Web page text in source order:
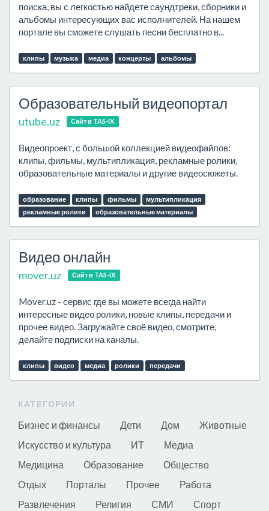
поиска, вы с легкостью найдете саундтреки, сборники и
альбомы интересующих вас исполнителей. На нашем
портале вы сможете слушать песни бесплатно в...
клипы музыка медиа концерты альбомы
Образовательный видеопортал
utube.uz Сайт в TAS-IX
Видеопроект, с большой коллекцией видеофайлов:
клипы, фильмы, мультипликация, рекламные ролики,
образовательные материалы и другие видеосюжеты.
образование клипы фильмы
мультипликация
рекламные ролики
образовательные материалы
Видео онлайн
mover.uz Сайт в TAS-IX
Mover.uz - сервис где вы можете всегда найти
интересные видео ролики, новые клипы, передачи и
прочее видео. Загружайте своё видео, смотрите,
делайте подписки на каналы.
клипы видео медиа ролики передачи
КАТЕГОРИИ
Бизнес и финансы Дети Дом
Животные
Искусство и культура
ИТ
Медиа
Медицина
Образование
Общество
Отдых
Порталы Прочее
Работа
Развлечения
Религия СМИ
Спорт